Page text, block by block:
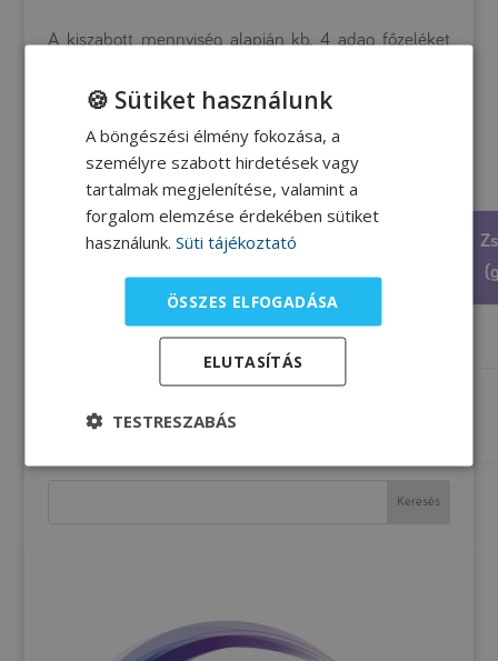
A kiszabott mennyiség alapján kb. 4 adag főzeléket
Tápanyagtartalom
Phe
(mg)
Fehérje
(g)
(kcal)
44,3 1,2
333 g)
147,5
🍪 Sütiket használunk
A böngészési élmény fokozása, a
személyre szabott hirdetések vagy
tartalmak megjelenítése, valamint a
forgalom elemzése érdekében sütiket
használunk. Süti tájékoztató
ÖSSZES ELFOGADÁSA
ELUTASÍTÁS
TESTRESZABÁS